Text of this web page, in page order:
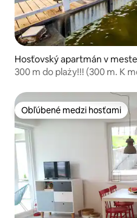
Hosťovský apartmán v
300 m do plaży!!!
Obľúbené medzi hosťami
Obľúbené medzi hosťami